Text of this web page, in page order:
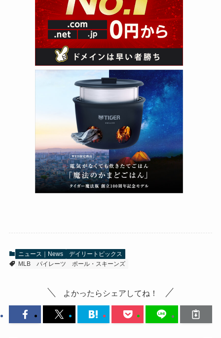
ニュース｜News
デイリートピックス
MLB
パイレーツ ポール・スキーンズ
よかったらシェアしてね！